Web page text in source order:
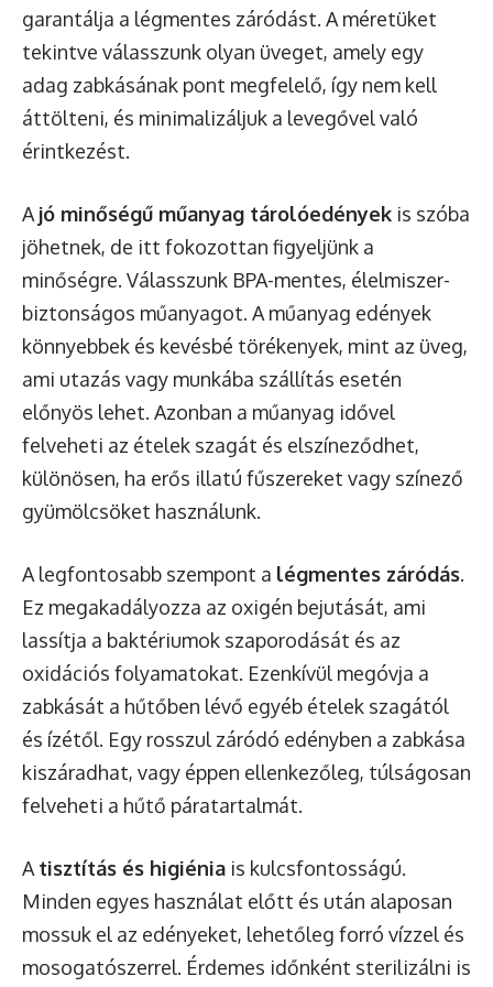
garantálja a légmentes záródást. A méretüket
tekintve válasszunk olyan üveget, amely egy
adag zabkásának pont megfelelő, így nem kell
áttölteni, és minimalizáljuk a levegővel való
érintkezést.
A jó minőségű műanyag tárolóedények is szóba
jöhetnek, de itt fokozottan figyeljünk a
minőségre. Válasszunk BPA-mentes, élelmiszer-
biztonságos műanyagot. A műanyag edények
könnyebbek és kevésbé törékenyek, mint az üveg,
ami utazás vagy munkába szállítás esetén
előnyös lehet. Azonban a műanyag idővel
felveheti az ételek szagát és elszíneződhet,
különösen, ha erős illatú fűszereket vagy színező
gyümölcsöket használunk.
A legfontosabb szempont a légmentes záródás.
Ez megakadályozza az oxigén bejutását, ami
lassítja a baktériumok szaporodását és az
oxidációs folyamatokat. Ezenkívül megóvja a
zabkását a hűtőben lévő egyéb ételek szagától
és ízétől. Egy rosszul záródó edényben a zabkása
kiszáradhat, vagy éppen ellenkezőleg, túlságosan
felveheti a hűtő páratartalmát.
A tisztítás és higiénia is kulcsfontosságú.
Minden egyes használat előtt és után alaposan
mossuk el az edényeket, lehetőleg forró vízzel és
mosogatószerrel. Érdemes időnként sterilizálni is